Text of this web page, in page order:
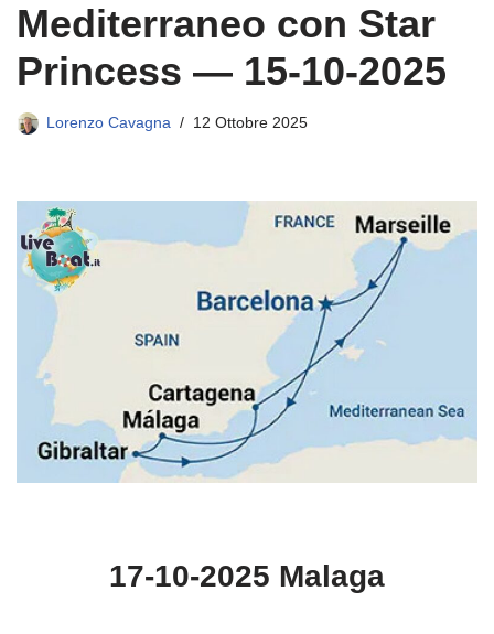
Mediterraneo con Star
Princess — 15-10-2025
Lorenzo Cavagna 12 Ottobre 2025
17-10-2025 Malaga